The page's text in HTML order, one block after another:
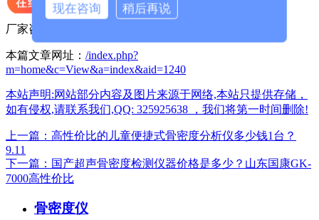
厂家咨询电话：13626329298（微信同号）
本篇文章网址： /index.php?
m=home&c=View&a=index&aid=1240
本站声明:网站部分内容及图片来源于网络,本站只提供存储，
如有侵权,请联系我们,QQ: 325925638 ，我们将第一时间删除!
上一篇：高性价比的儿童便捷式骨密度分析仪多少钱1台？
9.11
下一篇：国产超声骨密度检测仪器价格是多少？山东国康GK-
7000高性价比
骨密度仪
现在咨询 稍后再说